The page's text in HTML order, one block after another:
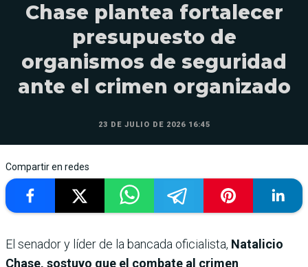
Chase plantea fortalecer
presupuesto de
organismos de seguridad
ante el crimen organizado
23 DE JULIO DE 2026 16:45
Compartir en redes
El senador y líder de la bancada oficialista, Natalicio
Chase, sostuvo que el combate al crimen